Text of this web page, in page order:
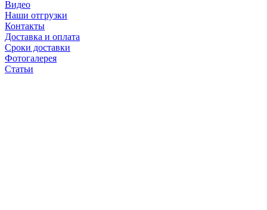
Видео
Наши отгрузки
Контакты
Доставка и оплата
Сроки доставки
Фотогалерея
Статьи